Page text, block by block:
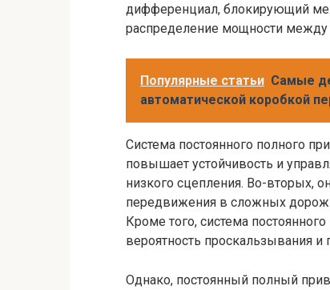
дифференциал, блокирующий
распределение мощности
Популярные статьи Самые
автоматической коробкой
Система постоянного полного
повышает устойчивость и
низкого сцепления. Во-вторых,
передвижения в сложных
Кроме того, система
вероятность проскальзывания и
Однако, постоянный полный